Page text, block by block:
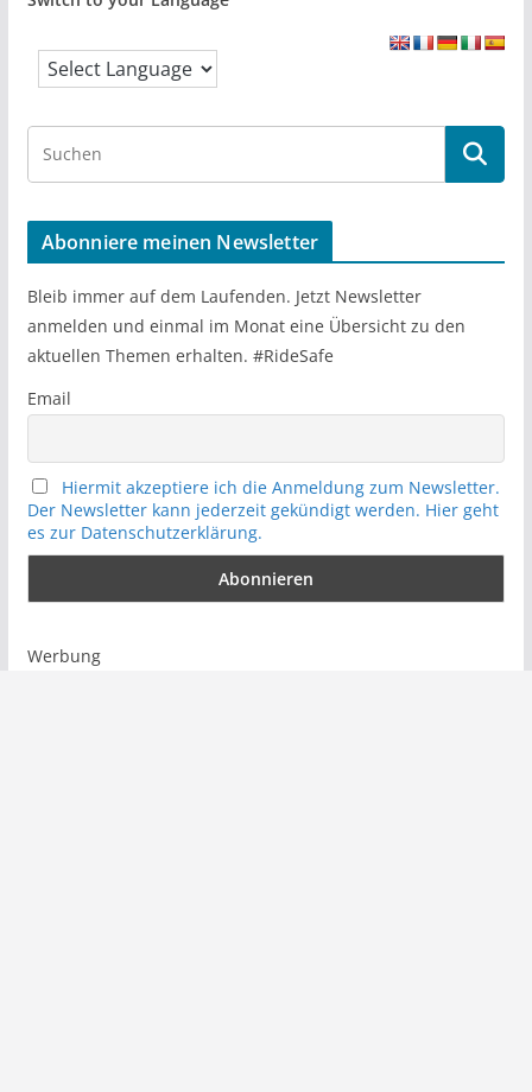
r
c
h
Abonniere meinen Newsletter
Bleib immer auf dem Laufenden. Jetzt Newsletter
anmelden und einmal im Monat eine Übersicht zu den
aktuellen Themen erhalten. #RideSafe
Email
Hiermit akzeptiere ich die Anmeldung zum Newsletter.
Der Newsletter kann jederzeit gekündigt werden. Hier geht
es zur Datenschutzerklärung.
Werbung